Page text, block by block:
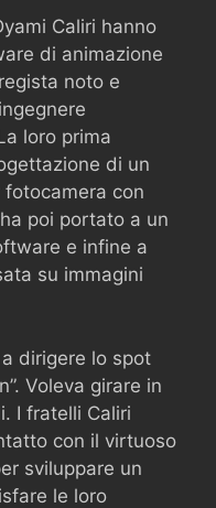
Caliri hanno
di animazione
noto e
loro prima
di un
con
poi portato a un
e infine a
su immagini
dirigere lo spot
Voleva girare in
I fratelli Caliri
con il virtuoso
sviluppare un
le loro